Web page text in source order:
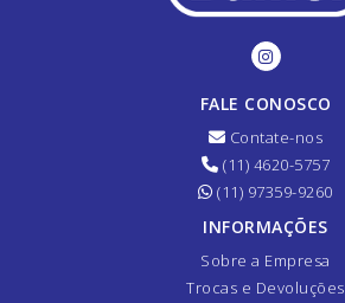
FALE CONOSCO
Contate-nos
(11) 4620-5757
(11) 97359-9260
INFORMAÇÕES
Sobre a Empresa
Trocas e Devoluções